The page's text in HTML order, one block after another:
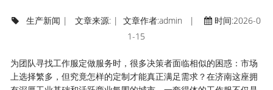
生产新闻 | 文章来源: | 文章作者:admin |
时间:2026-0
1-15
为团队寻找工作服定做服务时，很多决策者面临相似的困惑：市场
上选择繁多，但究竟怎样的定制才能真正满足需求？在济南这座拥